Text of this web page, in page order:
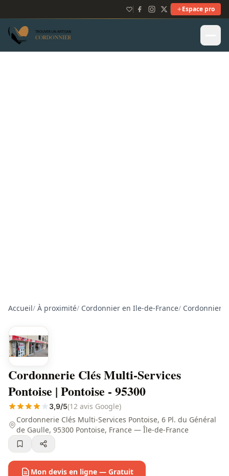
Espace pro
Accueil/ À proximité/ Cordonnier en Ile-de-France/ Cordonnier
Cordonnerie Clés Multi-Services
Pontoise | Pontoise - 95300
3,9/5(12 avis Google)
Cordonnerie Clés Multi-Services Pontoise, 6 Pl. du Général
de Gaulle, 95300 Pontoise, France — Île-de-France
Mon devis en ligne — Gratuit